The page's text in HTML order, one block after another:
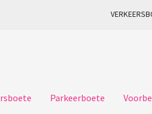
Parkeerboete